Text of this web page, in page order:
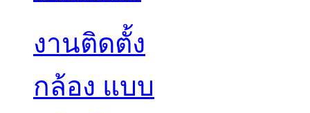
งานติดตั้ง
กล้อง แบบ